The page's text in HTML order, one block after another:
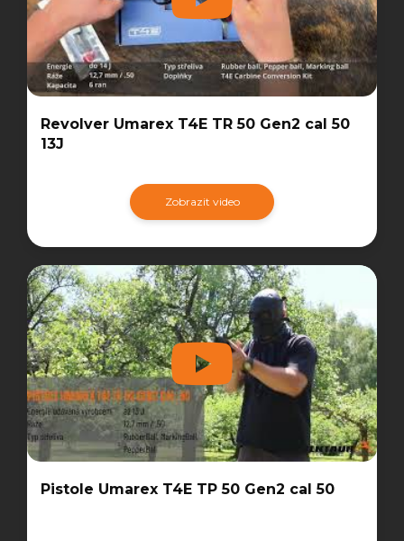
Revolver Umarex T4E TR 50 Gen2 cal 50
13J
Zobrazit video
Pistole Umarex T4E TP 50 Gen2 cal 50